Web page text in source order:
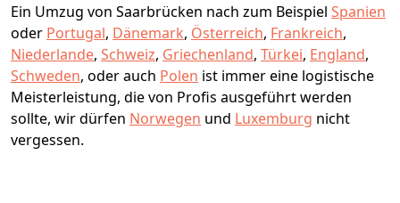
Ein Umzug von Saarbrücken nach zum Beispiel Spanien
oder Portugal, Dänemark, Österreich, Frankreich,
Niederlande, Schweiz, Griechenland, Türkei, England,
Schweden, oder auch Polen ist immer eine logistische
Meisterleistung, die von Profis ausgeführt werden
sollte, wir dürfen Norwegen und Luxemburg nicht
vergessen.